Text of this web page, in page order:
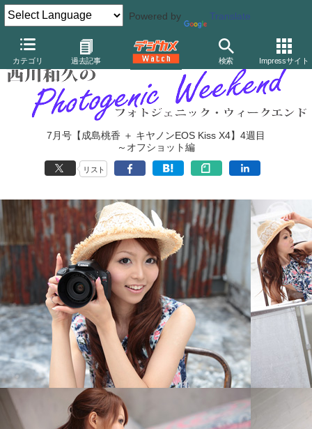
Powered by Translate
カテゴリ 過去記事 検索 Impressサイト
7月号【成島桃香 ＋ キヤノンEOS Kiss X4】4週目
～オフショット編
リスト